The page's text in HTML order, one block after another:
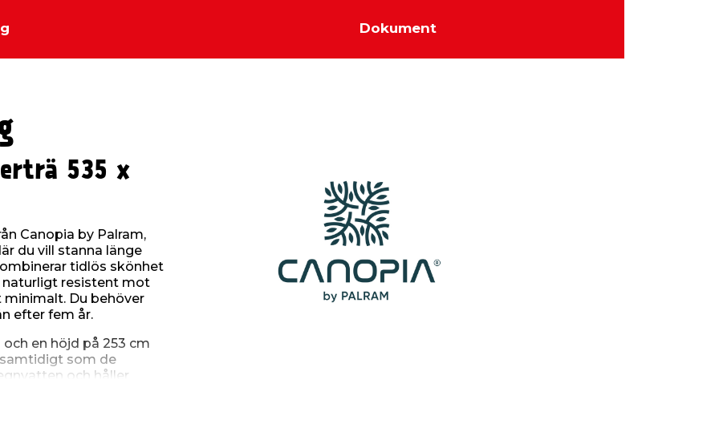
Dokument
535 x
Canopia by Palram,
du vill stanna länge
tidlös skönhet
naturligt resistent mot
Du behöver
efter fem år.
en höjd på 253 cm
som de
och håller
som effektivt